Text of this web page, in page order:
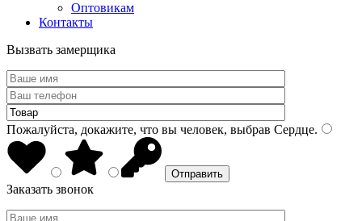
Оптовикам
Контакты
Вызвать замерщика
Пожалуйста, докажите, что вы человек, выбрав Сердце.
Заказать звонок